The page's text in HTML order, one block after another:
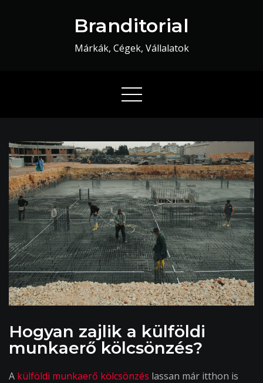
Branditorial
Márkák, Cégek, Vállalatok
Hogyan zajlik a külföldi
munkaerő kölcsönzés?
A külföldi munkaerő kölcsönzés lassan már itthon is